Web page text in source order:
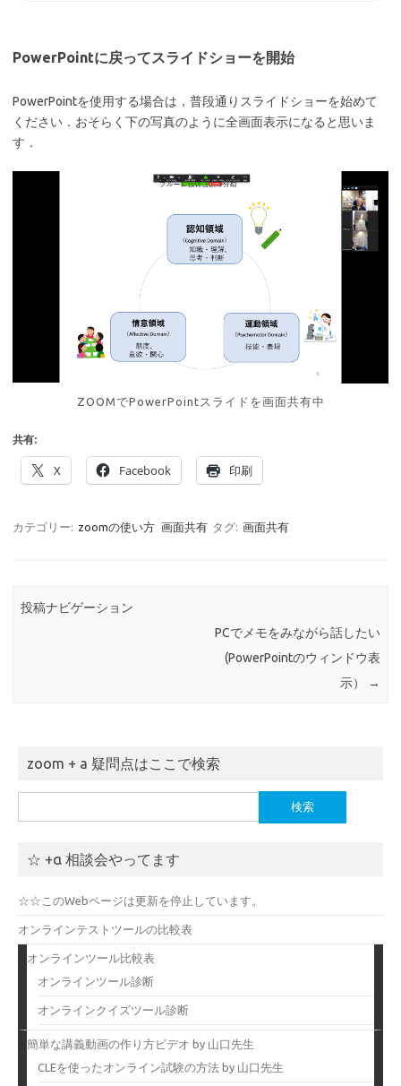
PowerPointに戻ってスライドショーを開始
PowerPointを使用する場合は，普段通りスライドショーを始めて
ください．おそらく下の写真のように全画面表示になると思いま
す．
ZOOMでPowerPointスライドを画面共有中
共有:
X Facebook 印刷
カテゴリー: zoomの使い方 画面共有 タグ: 画面共有
投稿ナビゲーション
PCでメモをみながら話したい
(PowerPointのウィンドウ表
示）
→
zoom + a 疑問点はここで検索
索:
☆ +α 相談会やってます
☆☆このWebページは更新を停止しています。
オンラインテストツールの比較表
オンラインツール比較表
オンラインツール診断
オンラインクイズツール診断
簡単な講義動画の作り方ビデオ by 山口先生
CLEを使ったオンライン試験の方法 by 山口先生